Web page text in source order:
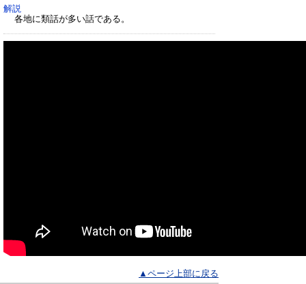
解説
各地に類話が多い話である。
▲ページ上部に戻る